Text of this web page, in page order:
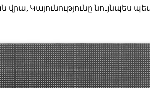
Կայունությունը նույնպես